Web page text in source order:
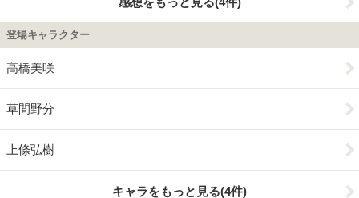
登場キャラクター
高橋美咲
草間野分
上條弘樹
キャラをもっと見る(4件)